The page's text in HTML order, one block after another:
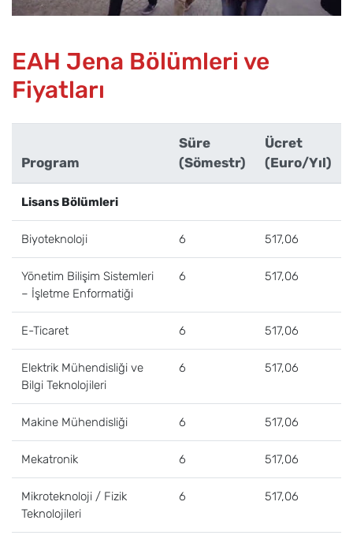
EAH Jena Bölümleri ve
Fiyatları
Program
Süre
(Sömestr)
Ücret
(Euro/Yıl)
Lisans Bölümleri
Biyoteknoloji 6 517,06
Yönetim Bilişim Sistemleri
– İşletme Enformatiği
6 517,06
E-Ticaret 6 517,06
Elektrik Mühendisliği ve
Bilgi Teknolojileri
6 517,06
Makine Mühendisliği 6 517,06
Mekatronik 6 517,06
Mikroteknoloji / Fizik
Teknolojileri
6 517,06